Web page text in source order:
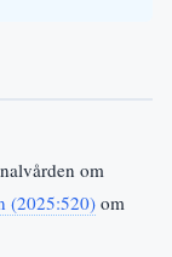
om
(2025:520) om